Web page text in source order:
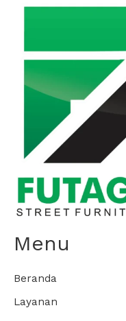
Menu
Beranda
Layanan